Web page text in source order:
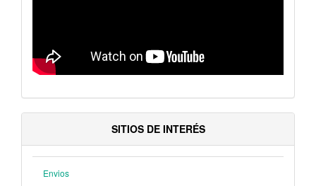
SITIOS DE INTERÉS
Envios